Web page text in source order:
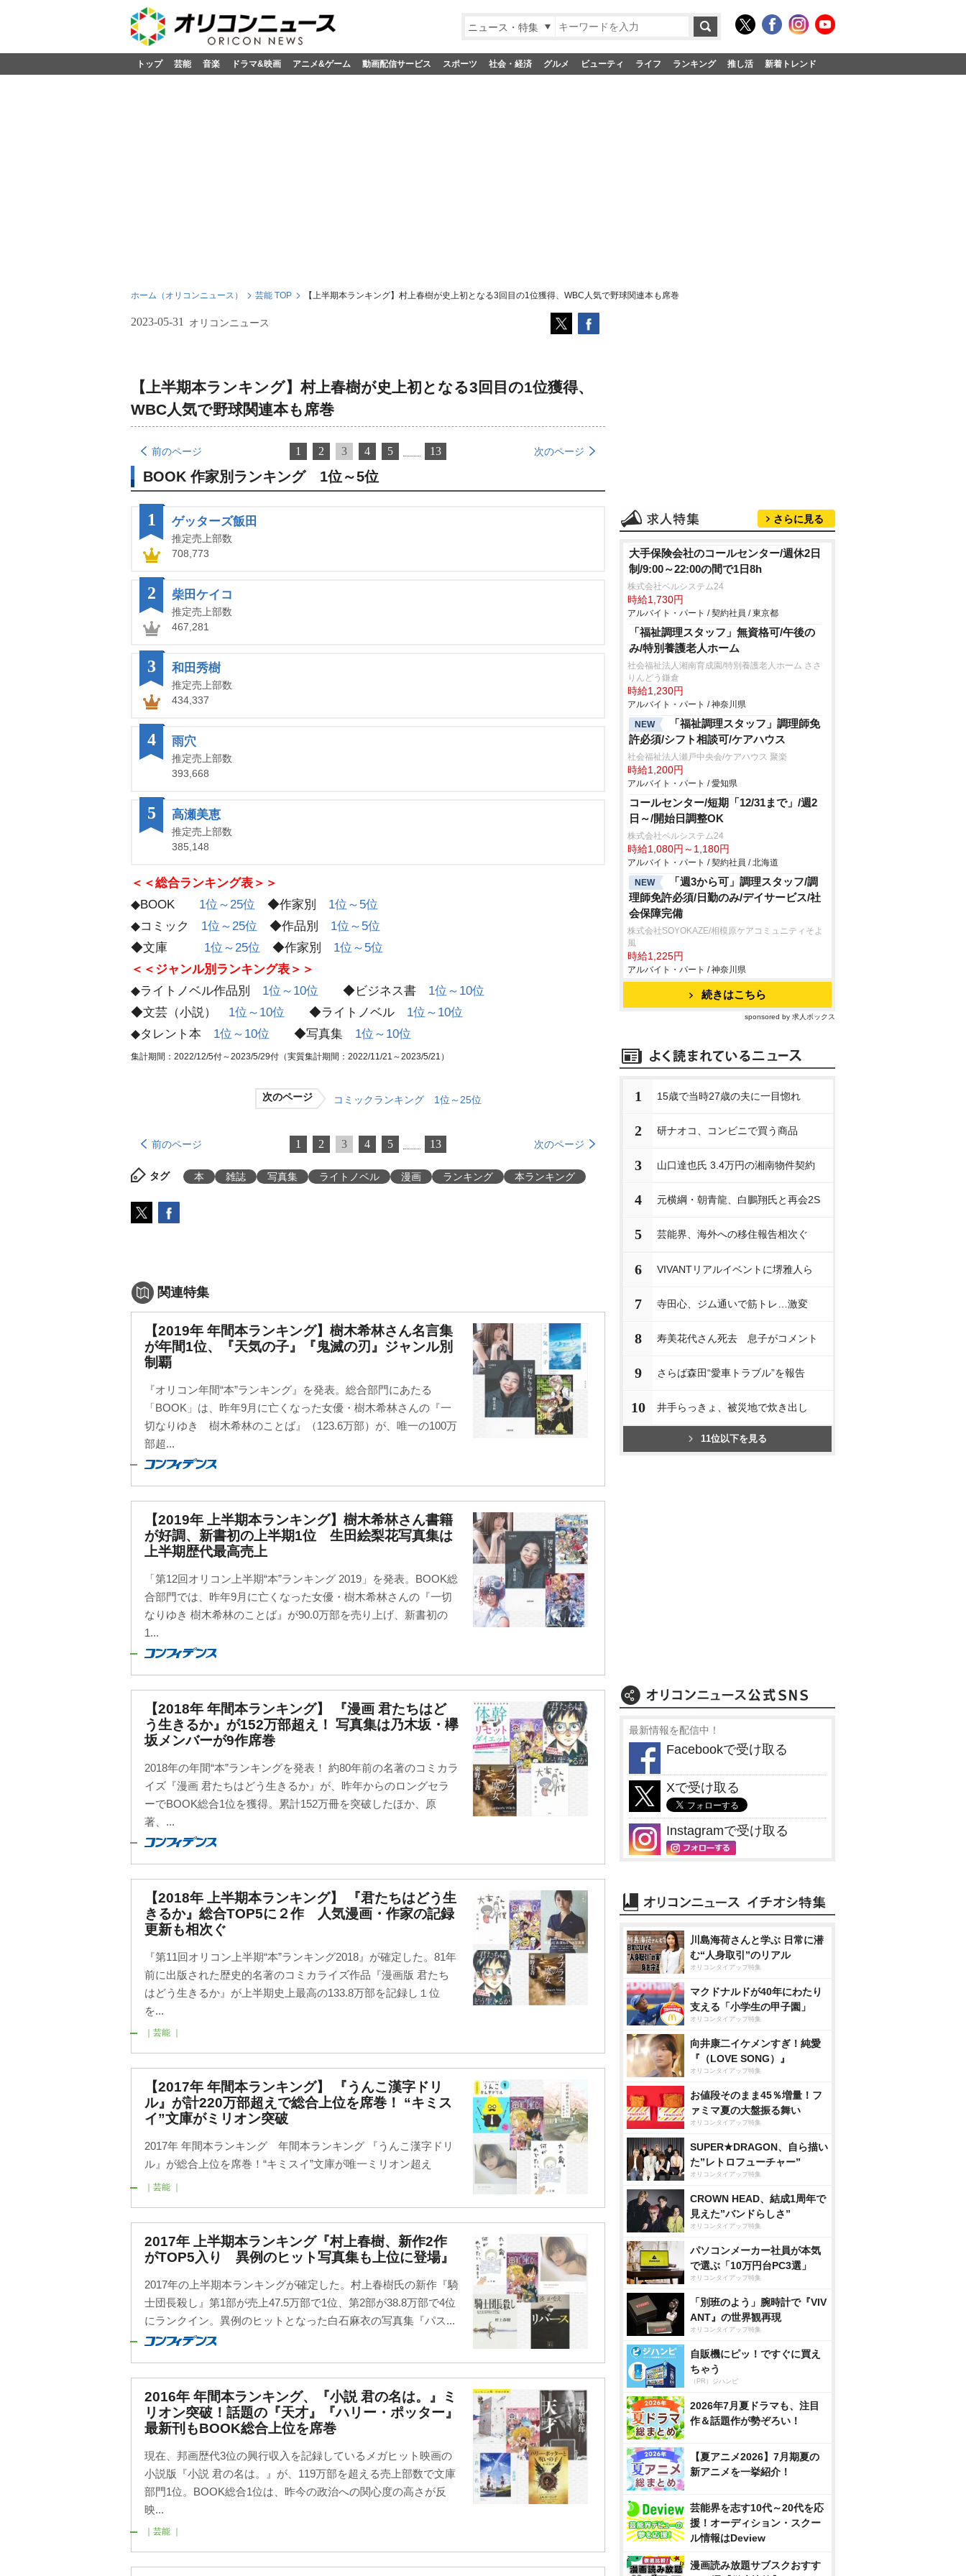
ニュース・特集
トップ 芸能 音楽 ドラマ&映画 アニメ&ゲーム 動画配信サービス スポーツ 社会・経済 グルメ ビューティ ライフ ランキング 推し活 新着トレンド
ホーム（オリコンニュース） 芸能 TOP 【上半期本ランキング】村上春樹が史上初となる3回目の1位獲得、WBC人気で野球関連本も席巻
2023-05-31 オリコンニュース
【上半期本ランキング】村上春樹が史上初となる3回目の1位獲得、
WBC人気で野球関連本も席巻
前のページ 1 2 3 4 5 13 次のページ
BOOK 作家別ランキング 1位～5位
ゲッターズ飯田
推定売上部数
708,773
1
柴田ケイコ
推定売上部数
467,281
2
和田秀樹
推定売上部数
434,337
3
雨穴
推定売上部数
393,668
4
高瀬美恵
推定売上部数
385,148
5
＜＜総合ランキング表＞＞
◆BOOK 1位～25位 ◆作家別 1位～5位
◆コミック 1位～25位 ◆作品別 1位～5位
◆文庫 1位～25位 ◆作家別 1位～5位
＜＜ジャンル別ランキング表＞＞
◆ライトノベル作品別 1位～10位 ◆ビジネス書 1位～10位
◆文芸（小説） 1位～10位 ◆ライトノベル 1位～10位
◆タレント本 1位～10位 ◆写真集 1位～10位
集計期間：2022/12/5付～2023/5/29付（実質集計期間：2022/11/21～2023/5/21）
次のページ コミックランキング 1位～25位
前のページ 1 2 3 4 5 13 次のページ
タグ 本 雑誌 写真集 ライトノベル 漫画 ランキング 本ランキング
関連特集
【2019年 年間本ランキング】樹木希林さん名言集
が年間1位、『天気の子』『鬼滅の刃』ジャンル別
制覇
『オリコン年間“本”ランキング』を発表。総合部門にあたる
「BOOK」は、昨年9月に亡くなった女優・樹木希林さんの『一
切なりゆき 樹木希林のことば』（123.6万部）が、唯一の100万
部超...
【2019年 上半期本ランキング】樹木希林さん書籍
が好調、新書初の上半期1位 生田絵梨花写真集は
上半期歴代最高売上
「第12回オリコン上半期“本”ランキング 2019」を発表。BOOK総
合部門では、昨年9月に亡くなった女優・樹木希林さんの『一切
なりゆき 樹木希林のことば』が90.0万部を売り上げ、新書初の
1...
【2018年 年間本ランキング】 『漫画 君たちはど
う生きるか』が152万部超え！ 写真集は乃木坂・欅
坂メンバーが9作席巻
2018年の年間“本”ランキングを発表！ 約80年前の名著のコミカラ
イズ『漫画 君たちはどう生きるか』が、昨年からのロングセラ
ーでBOOK総合1位を獲得。累計152万冊を突破したほか、原
著、...
【2018年 上半期本ランキング】 『君たちはどう生
きるか』総合TOP5に２作 人気漫画・作家の記録
更新も相次ぐ
『第11回オリコン上半期“本”ランキング2018』が確定した。81年
前に出版された歴史的名著のコミカライズ作品『漫画版 君たち
はどう生きるか』が上半期史上最高の133.8万部を記録し１位
を...
｜芸能 ｜
【2017年 年間本ランキング】 『うんこ漢字ドリ
ル』が計220万部超えで総合上位を席巻！ “キミス
イ”文庫がミリオン突破
2017年 年間本ランキング 年間本ランキング 『うんこ漢字ドリ
ル』が総合上位を席巻！“キミスイ”文庫が唯一ミリオン超え
｜芸能 ｜
2017年 上半期本ランキング『村上春樹、新作2作
がTOP5入り 異例のヒット写真集も上位に登場』
2017年の上半期本ランキングが確定した。村上春樹氏の新作『騎
士団長殺し』第1部が売上47.5万部で1位、第2部が38.8万部で4位
にランクイン。異例のヒットとなった白石麻衣の写真集『パス...
2016年 年間本ランキング、『小説 君の名は。』ミ
リオン突破！話題の『天才』『ハリー・ポッター』
最新刊もBOOK総合上位を席巻
現在、邦画歴代3位の興行収入を記録しているメガヒット映画の
小説版『小説 君の名は。』が、119万部を超える売上部数で文庫
部門1位。BOOK総合1位は、昨今の政治への関心度の高さが反
映...
｜芸能 ｜
さらに見る
大手保険会社のコールセンター/週休2日
制/9:00～22:00の間で1日8h
株式会社ベルシステム24
時給1,730円
アルバイト・パート / 契約社員 / 東京都
「福祉調理スタッフ」無資格可/午後の
み/特別養護老人ホーム
社会福祉法人湘南育成園/特別養護老人ホーム ささ
りんどう鎌倉
時給1,230円
アルバイト・パート / 神奈川県
NEW
「福祉調理スタッフ」調理師免
許必須/シフト相談可/ケアハウス
社会福祉法人瀬戸中央会/ケアハウス 聚楽
時給1,200円
アルバイト・パート / 愛知県
コールセンター/短期「12/31まで」/週2
日～/開始日調整OK
株式会社ベルシステム24
時給1,080円～1,180円
アルバイト・パート / 契約社員 / 北海道
NEW
「週3から可」調理スタッフ/調
理師免許必須/日勤のみ/デイサービス/社
会保障完備
株式会社SOYOKAZE/相模原ケアコミュニティそよ
風
時給1,225円
アルバイト・パート / 神奈川県
続きはこちら
sponsored by 求人ボックス
1 15歳で当時27歳の夫に一目惚れ
2 研ナオコ、コンビニで買う商品
3 山口達也氏 3.4万円の湘南物件契約
4 元横綱・朝青龍、白鵬翔氏と再会2S
5 芸能界、海外への移住報告相次ぐ
6 VIVANTリアルイベントに堺雅人ら
7 寺田心、ジム通いで筋トレ…激変
8 寿美花代さん死去 息子がコメント
9 さらば森田“愛車トラブル”を報告
10 井手らっきょ、被災地で炊き出し
11位以下を見る
最新情報を配信中！
Facebookで受け取る
Xで受け取る
Instagramで受け取る
川島海荷さんと学ぶ 日常に潜
む“人身取引”のリアル
オリコンタイアップ特集
マクドナルドが40年にわたり
支える「小学生の甲子園」
オリコンタイアップ特集
向井康二イケメンすぎ！純愛
『（LOVE SONG）』
オリコンタイアップ特集
お値段そのまま45％増量！フ
ァミマ夏の大盤振る舞い
オリコンタイアップ特集
SUPER★DRAGON、自ら描い
た”レトロフューチャー”
オリコンタイアップ特集
CROWN HEAD、結成1周年で
見えた”バンドらしさ”
オリコンタイアップ特集
パソコンメーカー社員が本気
で選ぶ「10万円台PC3選」
オリコンタイアップ特集
「別班のよう」腕時計で『VIV
ANT』の世界観再現
オリコンタイアップ特集
自販機にピッ！ですぐに買え
ちゃう
（PR）ジハンピ
2026年7月夏ドラマも、注目
作＆話題作が勢ぞろい！
【夏アニメ2026】7月期夏の
新アニメを一挙紹介！
芸能界を志す10代～20代を応
援！オーディション・スクー
ル情報はDeview
漫画読み放題サブスクおすす